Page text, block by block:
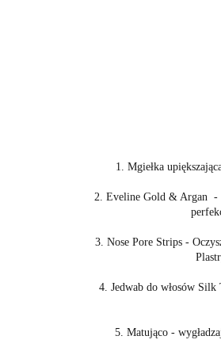
1. Mgiełka
2. Eveline Gold & Argan -
3. Nose Pore Strips -
4. Jedwab do włosów
5. Matująco -